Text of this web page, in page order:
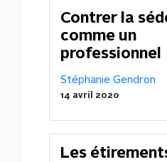
Contrer la
comme un
professionnel
Stéphanie Gendron
14 avril 2020
Les